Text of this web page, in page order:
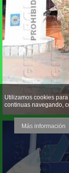
Utilizamos cookies
continuas navegando,
Más información